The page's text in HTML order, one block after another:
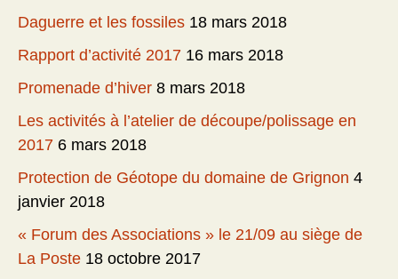
Daguerre et les fossiles 18 mars 2018
Rapport d’activité 2017 16 mars 2018
Promenade d’hiver 8 mars 2018
Les activités à l’atelier de découpe/polissage en
2017 6 mars 2018
Protection de Géotope du domaine de Grignon 4
janvier 2018
« Forum des Associations » le 21/09 au siège de
La Poste 18 octobre 2017